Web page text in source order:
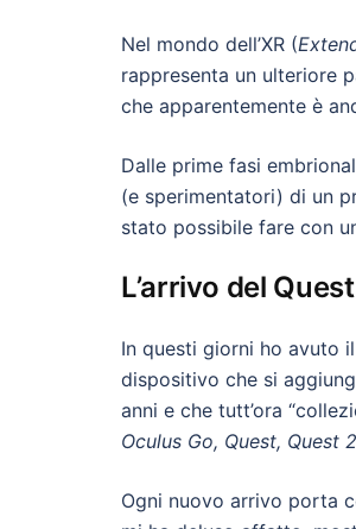
Nel mondo dell’XR (
rappresenta un ulteriore
che apparentemente è
Dalle prime fasi
(e sperimentatori) di un
stato possibile fare con
L’arrivo del
In questi giorni ho avuto
dispositivo che si
anni e che tutt’ora
Oculus Go, Quest, Quest 2
Ogni nuovo arrivo porta